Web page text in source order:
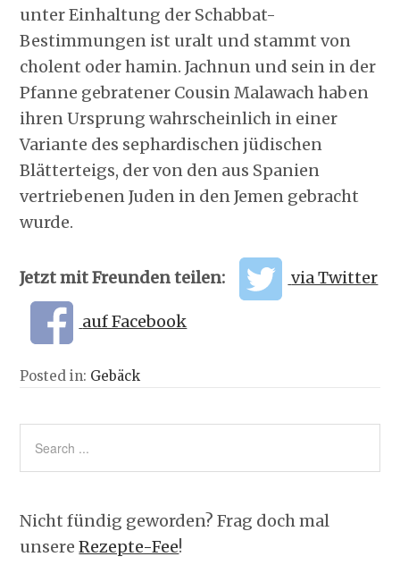
unter Einhaltung der Schabbat-
Bestimmungen ist uralt und stammt von
cholent oder hamin. Jachnun und sein in der
Pfanne gebratener Cousin Malawach haben
ihren Ursprung wahrscheinlich in einer
Variante des sephardischen jüdischen
Blätterteigs, der von den aus Spanien
vertriebenen Juden in den Jemen gebracht
wurde.
Jetzt mit Freunden teilen: via Twitter
auf Facebook
Posted in: Gebäck
Nicht fündig geworden? Frag doch mal
unsereRezepte-Fee!